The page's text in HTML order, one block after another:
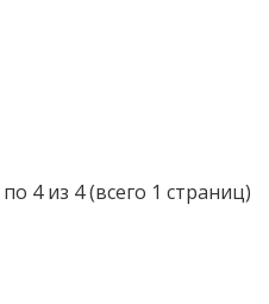
4 из 4 (всего 1 страниц)